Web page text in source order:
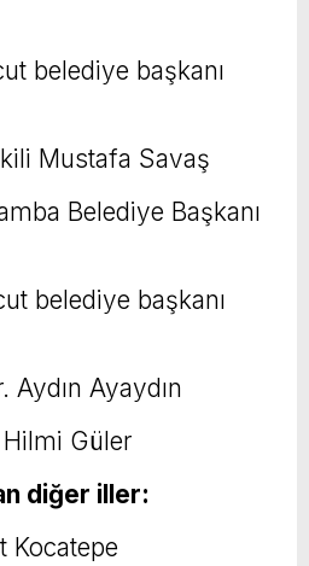
belediye başkanı
Mustafa Savaş
Belediye Başkanı
belediye başkanı
Aydın Ayaydın
Güler
diğer iller:
Kocatepe